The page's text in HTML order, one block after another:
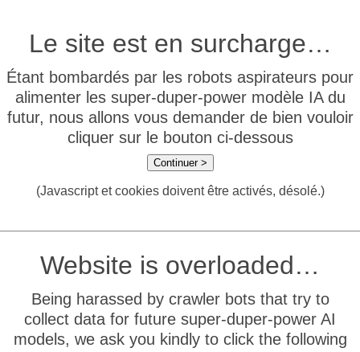
Le site est en surcharge…
Étant bombardés par les robots aspirateurs pour
alimenter les super-duper-power modèle IA du
futur, nous allons vous demander de bien vouloir
cliquer sur le bouton ci-dessous
Continuer >
(Javascript et cookies doivent être activés, désolé.)
Website is overloaded…
Being harassed by crawler bots that try to
collect data for future super-duper-power AI
models, we ask you kindly to click the following